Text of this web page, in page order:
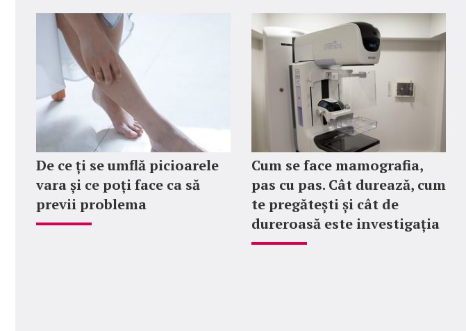
De ce ți se umflă picioarele
vara și ce poți face ca să
previi problema
Cum se face mamografia,
pas cu pas. Cât durează, cum
te pregătești și cât de
dureroasă este investigația